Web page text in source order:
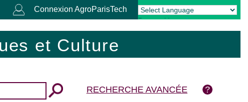
Connexion AgroParisTech
Powered by Translate
et Culture
RECHERCHE AVANCÉE